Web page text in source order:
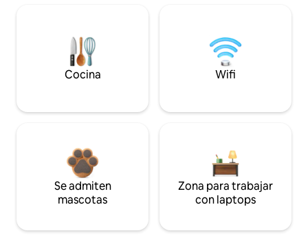
Cocina Wifi
Se admiten
mascotas
Zona para trabajar
con laptops